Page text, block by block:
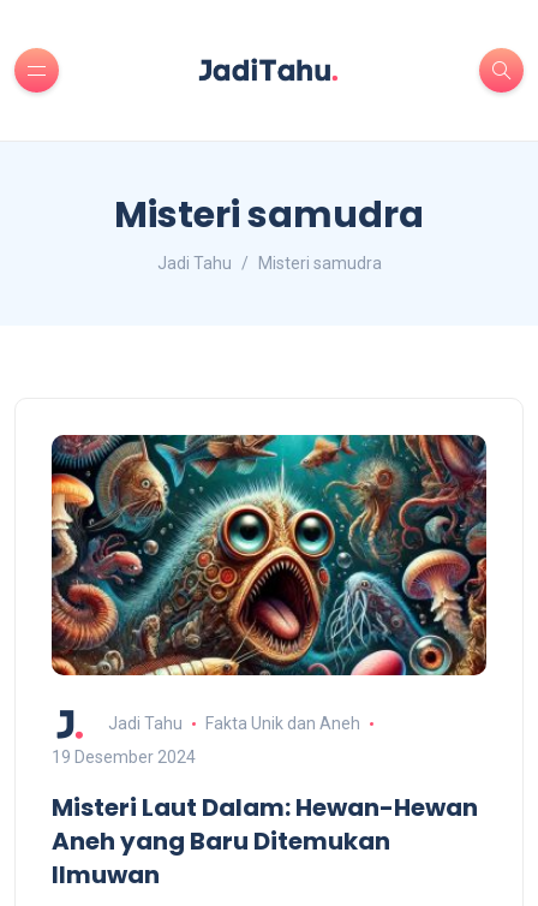
Misteri samudra
Jadi Tahu Misteri samudra
Jadi Tahu
Fakta Unik dan Aneh
19 Desember 2024
Misteri Laut Dalam: Hewan-Hewan
Aneh yang Baru Ditemukan
Ilmuwan